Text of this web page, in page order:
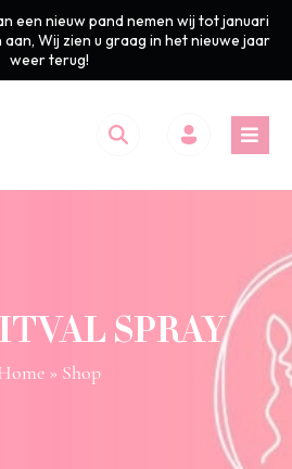
een nieuw pand nemen wij tot januari
Wij zien u graag in het nieuwe jaar
weer terug!
SPRAY
» Shop